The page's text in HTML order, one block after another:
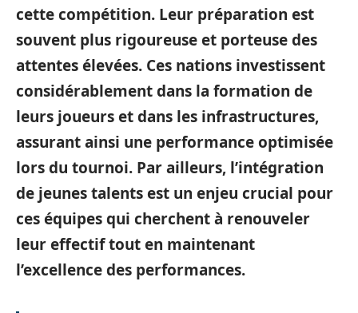
cette compétition. Leur préparation est
souvent plus rigoureuse et porteuse des
attentes élevées. Ces nations investissent
considérablement dans la formation de
leurs joueurs et dans les infrastructures,
assurant ainsi une performance optimisée
lors du tournoi. Par ailleurs, l’intégration
de jeunes talents est un enjeu crucial pour
ces équipes qui cherchent à renouveler
leur effectif tout en maintenant
l’excellence des performances.